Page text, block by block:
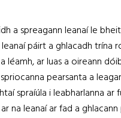
a spreagann leanaí le
páirt a ghlacadh trína
ar luas a oireann
pearsanta a
spraíúla i leabharlanna
na leanaí ar fad a ghlacann